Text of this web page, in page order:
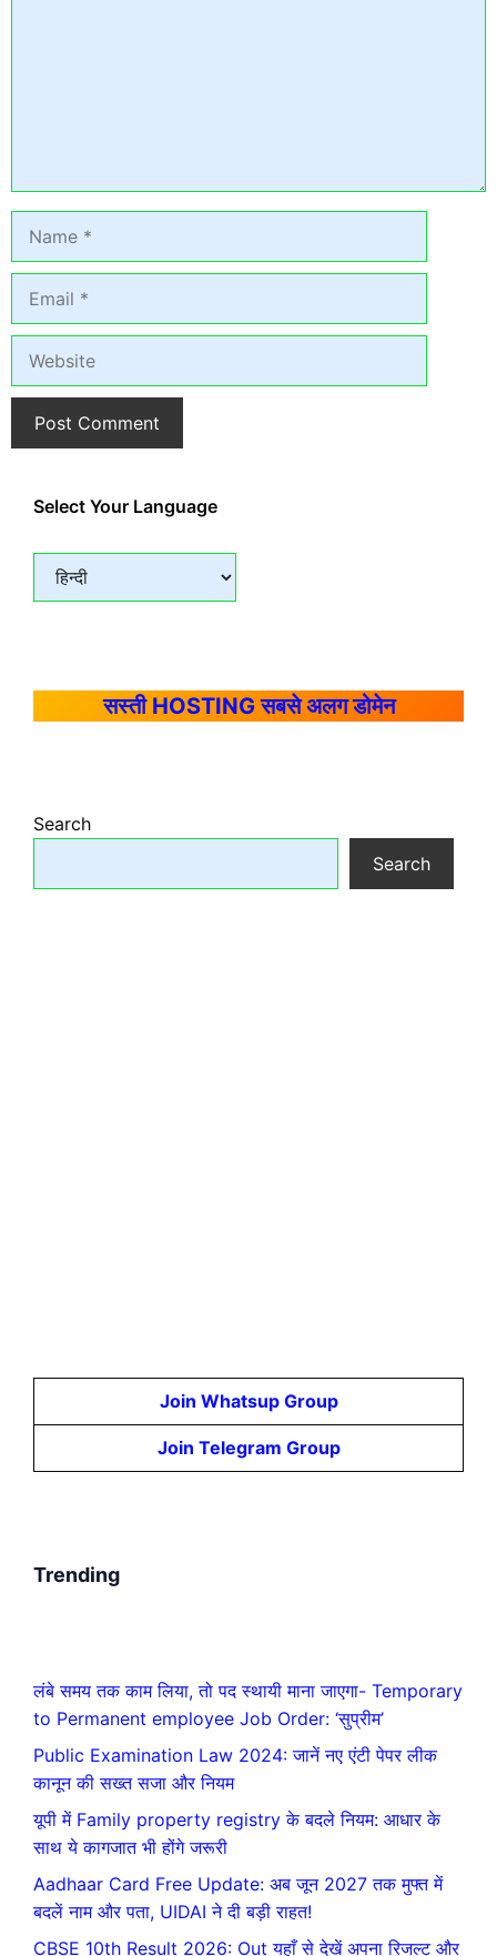
Select Your Language
सस्ती HOSTING सबसे अलग डोमेन
Search
Search
Join Whatsup Group
Join Telegram Group
Trending
लंबे समय तक काम लिया, तो पद स्थायी माना जाएगा- Temporary
to Permanent employee Job Order: ‘सुप्रीम’
Public Examination Law 2024: जानें नए एंटी पेपर लीक
कानून की सख्त सजा और नियम
यूपी में Family property registry के बदले नियम: आधार के
साथ ये कागजात भी होंगे जरूरी
Aadhaar Card Free Update: अब जून 2027 तक मुफ्त में
बदलें नाम और पता, UIDAI ने दी बड़ी राहत!
CBSE 10th Result 2026: Out यहाँ से देखें अपना रिजल्ट और